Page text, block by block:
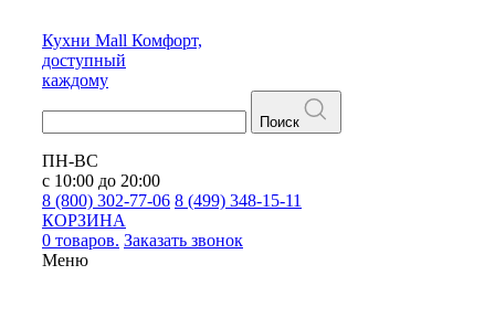
Кухни Mall Комфорт,
доступный
каждому
Поиск
ПН-ВС
с 10:00 до 20:00
8 (800) 302-77-06 8 (499) 348-15-11
КОРЗИНА
0 товаров. Заказать звонок
Меню